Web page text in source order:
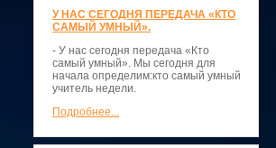
У НАС СЕГОДНЯ ПЕРЕДАЧА «КТО
САМЫЙ УМНЫЙ».
- У нас сегодня передача «Кто
самый умный». Мы сегодня для
начала определим:кто самый умный
учитель недели.
Подробнее...